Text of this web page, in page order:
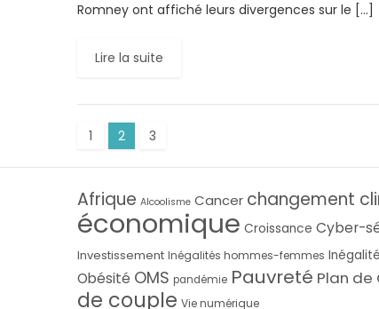
Romney ont affiché leurs divergences sur le […]
Lire la suite
1 2 3
Afrique Alcoolisme Cancer changement
économique Croissance Cyber-
Investissement Inégalités hommes-femmes
Obésité OMS pandémie Pauvreté Plan de
de couple Vie numérique